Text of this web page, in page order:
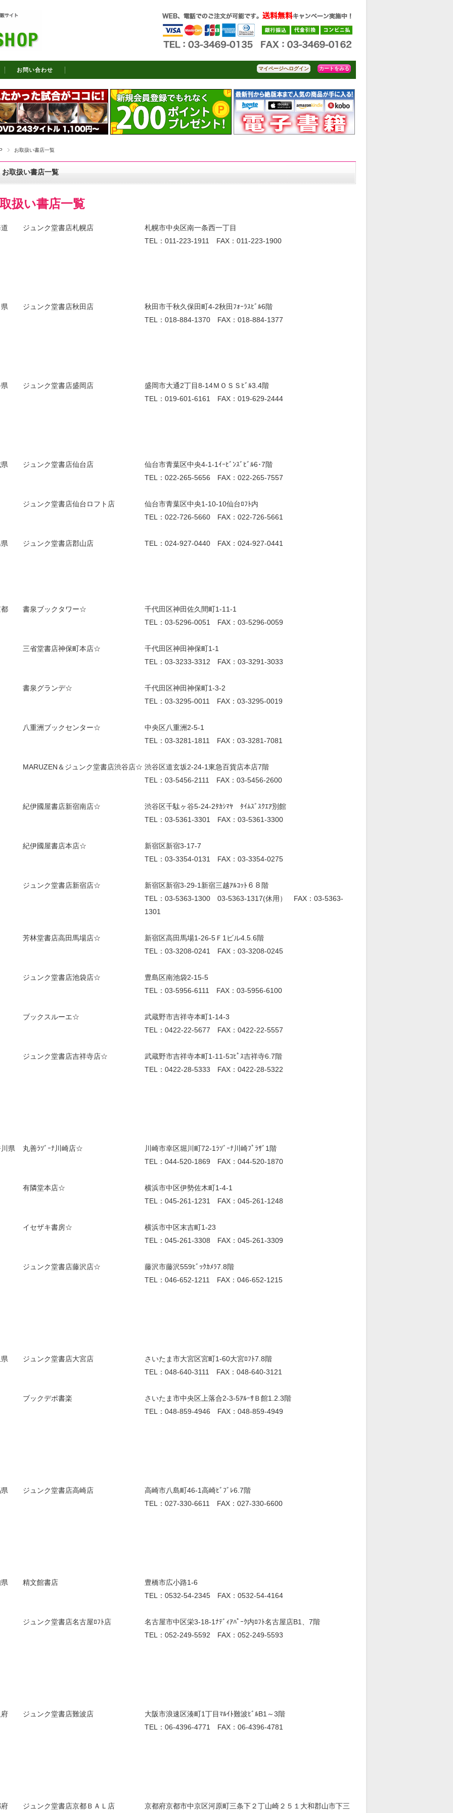
マイページへログイン カートをみる
お問い合わせ
お取扱い書店一覧
お取扱い書店一覧
扱い書店一覧
ジュンク堂書店札幌店
札幌市中央区南一条西一丁目
TEL：011-223-1911 FAX：011-223-1900
ジュンク堂書店秋田店
秋田市千秋久保田町4-2秋田ﾌｫｰﾗｽﾋﾞﾙ6階
TEL：018-884-1370 FAX：018-884-1377
ジュンク堂書店盛岡店
盛岡市大通2丁目8-14ＭＯＳＳﾋﾞﾙ3.4階
TEL：019-601-6161 FAX：019-629-2444
ジュンク堂書店仙台店
仙台市青葉区中央4-1-1ｲｰﾋﾞﾝｽﾞﾋﾞﾙ6･7階
TEL：022-265-5656 FAX：022-265-7557
ジュンク堂書店仙台ロフト店
仙台市青葉区中央1-10-10仙台ﾛﾌﾄ内
TEL：022-726-5660 FAX：022-726-5661
ジュンク堂書店郡山店 TEL：024-927-0440 FAX：024-927-0441
書泉ブックタワー☆
千代田区神田佐久間町1-11-1
TEL：03-5296-0051 FAX：03-5296-0059
三省堂書店神保町本店☆
千代田区神田神保町1-1
TEL：03-3233-3312 FAX：03-3291-3033
書泉グランデ☆
千代田区神田神保町1-3-2
TEL：03-3295-0011 FAX：03-3295-0019
八重洲ブックセンター☆
中央区八重洲2-5-1
TEL：03-3281-1811 FAX：03-3281-7081
MARUZEN＆ジュンク堂書店渋谷店☆ 渋谷区道玄坂2-24-1東急百貨店本店7階
TEL：03-5456-2111 FAX：03-5456-2600
紀伊國屋書店新宿南店☆
渋谷区千駄ヶ谷5-24-2ﾀｶｼﾏﾔ ﾀｲﾑｽﾞｽｸｴｱ別館
TEL：03-5361-3301 FAX：03-5361-3300
紀伊國屋書店本店☆
新宿区新宿3-17-7
TEL：03-3354-0131 FAX：03-3354-0275
ジュンク堂書店新宿店☆
新宿区新宿3-29-1新宿三越ｱﾙｺｯﾄ６８階
TEL：03-5363-1300 03-5363-1317(休用） FAX：03-5363-
1301
芳林堂書店高田馬場店☆
新宿区高田馬場1-26-5Ｆ1ビル4.5.6階
TEL：03-3208-0241 FAX：03-3208-0245
ジュンク堂書店池袋店☆
豊島区南池袋2-15-5
TEL：03-5956-6111 FAX：03-5956-6100
ブックスルーエ☆
武蔵野市吉祥寺本町1-14-3
TEL：0422-22-5677 FAX：0422-22-5557
ジュンク堂書店吉祥寺店☆
武蔵野市吉祥寺本町1-11-5ｺﾋﾟｽ吉祥寺6.7階
TEL：0422-28-5333 FAX：0422-28-5322
県 丸善ﾗｿﾞｰﾅ川崎店☆
川崎市幸区堀川町72-1ﾗｿﾞｰﾅ川崎ﾌﾟﾗｻﾞ1階
TEL：044-520-1869 FAX：044-520-1870
有隣堂本店☆
横浜市中区伊勢佐木町1-4-1
TEL：045-261-1231 FAX：045-261-1248
イセザキ書房☆
横浜市中区末吉町1-23
TEL：045-261-3308 FAX：045-261-3309
ジュンク堂書店藤沢店☆
藤沢市藤沢559ﾋﾞｯｸｶﾒﾗ7.8階
TEL：046-652-1211 FAX：046-652-1215
ジュンク堂書店大宮店
さいたま市大宮区宮町1-60大宮ﾛﾌﾄ7.8階
TEL：048-640-3111 FAX：048-640-3121
ブックデポ書楽
さいたま市中央区上落合2-3-5ｱﾙｰｻＢ館1.2.3階
TEL：048-859-4946 FAX：048-859-4949
ジュンク堂書店高崎店
高崎市八島町46-1高崎ﾋﾞﾌﾞﾚ6.7階
TEL：027-330-6611 FAX：027-330-6600
精文館書店
豊橋市広小路1-6
TEL：0532-54-2345 FAX：0532-54-4164
ジュンク堂書店名古屋ﾛﾌﾄ店
名古屋市中区栄3-18-1ﾅﾃﾞｨｱﾊﾟｰｸ内ﾛﾌﾄ名古屋店B1、7階
TEL：052-249-5592 FAX：052-249-5593
ジュンク堂書店難波店
大阪市浪速区湊町1丁目ﾏﾙｲﾄ難波ﾋﾞﾙB1～3階
TEL：06-4396-4771 FAX：06-4396-4781
ジュンク堂書店京都ＢＡＬ店 京都府京都市中京区河原町三条下２丁山崎２５１ 大和郡山市下三